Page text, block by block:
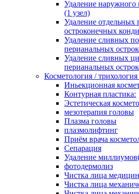
Удаление наружного
(1 узел)
Удаление отдельных
остроконечных
Удаление сливных
перианальных
Удаление сливных
перианальных
Косметология / трихология
Иньекционная
Контурная пластика:
Эстетическая
мезотерапия головы
Плазма головы
плазмолифтинг
Приём врача
Сепарация
Удаление
фотодермолиз
Чистка лица
Чистка лица